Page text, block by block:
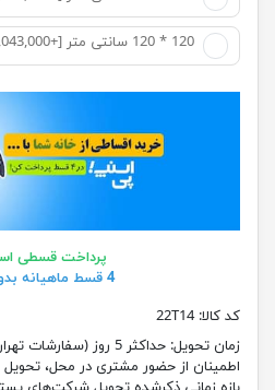
120 * 120 سانتی متر [+29,043,000 تومان]
پرداخت قسطی
4 قسط ماهیانه بدون کارمزد
کد کالا: 22T14
زمان تحویل:
حداکثر 5 روز
اطمینان از حضور مشتری در محل،